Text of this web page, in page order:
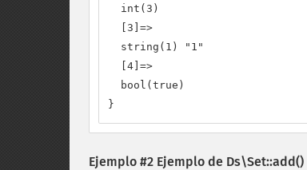
  int(3)
  [3]=>
  string(1) "1"
  [4]=>
  bool(true)
}
Ejemplo #2 Ejemplo de Ds\Set::add()